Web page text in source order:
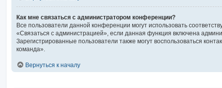
Как мне связаться с администратором конференции?
Все пользователи данной конференции могут использовать
«Связаться с администрацией», если данная функция включена
Зарегистрированные пользователи также могут воспользоваться
команда».
Вернуться к началу